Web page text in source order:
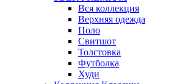
Вся коллекция
Верхняя одежда
Поло
Свитшот
Толстовка
Футболка
Худи